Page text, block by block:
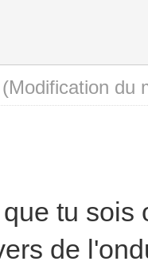
(Modification du
tu
de